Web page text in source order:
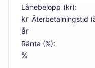
Lånebelopp (kr):
kr Återbetalningstid
år
Ränta (%):
%